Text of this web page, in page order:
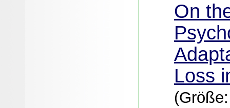
On
Loss